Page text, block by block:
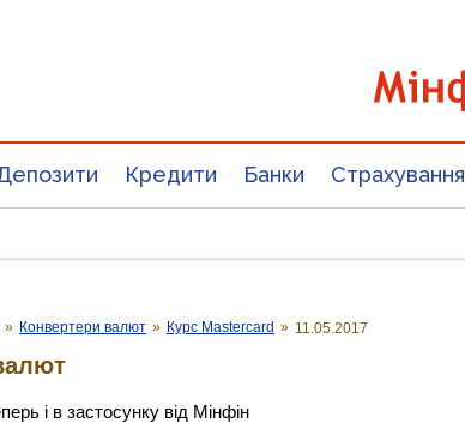
Кредити Банки Страхування
» Конвертери валют » Курс Mastercard » 11.05.2017
і в застосунку від Мінфін